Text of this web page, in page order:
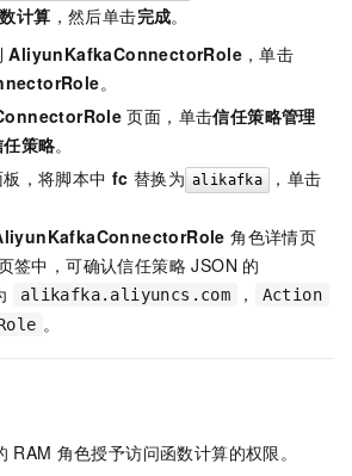
计算 ，然后单击完成。
AliyunKafkaConnectorRole ，单击
。
页面，单击信任策略管理
策略。
，将脚本中 fc 替换为 alikafka
，单击
角色详情页
签中，可确认信任策略 JSON 的
alikafka.aliyuncs.com ， Action
。
RAM 角色授予访问函数计算的权限。